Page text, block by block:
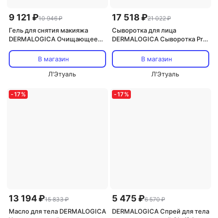
9 121 ₽10 946 ₽
Гель для снятия макияжа
DERMALOGICA Очищающее
Precleanse 150В магазин
Л'Этуаль
17 518 ₽21 022 ₽
Сыворотка для лица
DERMALOGICA Сыворотка Pro
В магазин
Л'Этуаль
-17%
13 194 ₽15 833 ₽
Масло для тела DERMALOGICA
-17%
5 475 ₽6 570 ₽
DERMALOGICA Спрей для тела